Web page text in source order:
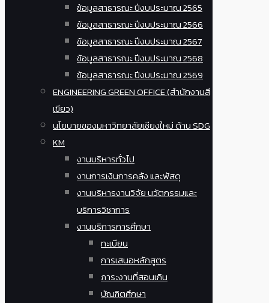
ข้อมูลสาธารณะ ปีงบประมาณ 2565
ข้อมูลสาธารณะ ปีงบประมาณ 2566
ข้อมูลสาธารณะ ปีงบประมาณ 2567
ข้อมูลสาธารณะ ปีงบประมาณ 2568
ข้อมูลสาธารณะ ปีงบประมาณ 2569
ENGINEERING GREEN OFFICE (สำนักงานสี
เขียว)
นโยบายของมหาวิทยาลัยเชียงใหม่ ด้าน SDG
KM
งานบริหารทั่วไป
งานการเงินการคลัง และพัสดุ
งานบริหารงานวิจัย นวัตกรรมและ
บริการวิชาการ
งานบริการการศึกษา
ทะเบียน
การเสนอหลักสูตร
ภาระงานที่สอนเกิน
บัณฑิตศึกษา